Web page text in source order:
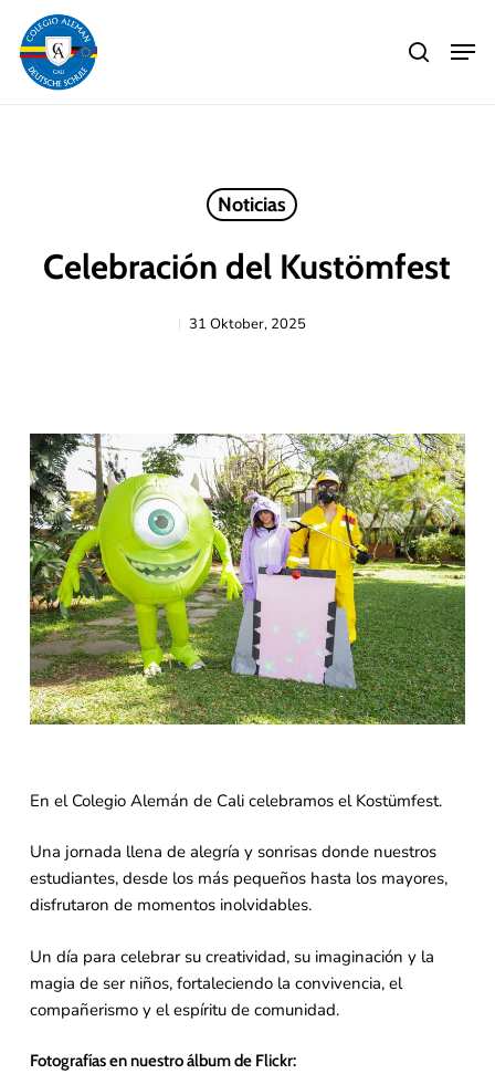
main
content
search
Noticias
Celebración del Kustömfest
31 Oktober, 2025
En el Colegio Alemán de Cali celebramos el Kostümfest.
Una jornada llena de alegría y sonrisas donde nuestros
estudiantes, desde los más pequeños hasta los mayores,
disfrutaron de momentos inolvidables.
Un día para celebrar su creatividad, su imaginación y la
magia de ser niños, fortaleciendo la convivencia, el
compañerismo y el espíritu de comunidad.
Fotografías en nuestro álbum de Flickr: